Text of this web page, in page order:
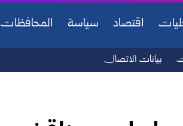
اقتصاد سياسة المحافظات
بيانات الاتصال